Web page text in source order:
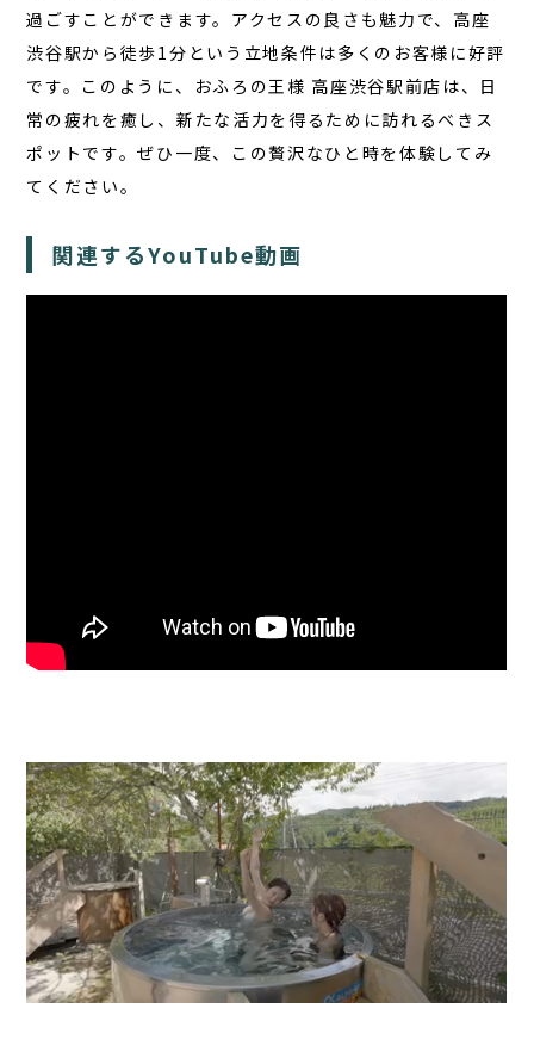
過ごすことができます。アクセスの良さも魅力で、高座
渋谷駅から徒歩1分という立地条件は多くのお客様に好評
です。このように、おふろの王様 高座渋谷駅前店は、日
常の疲れを癒し、新たな活力を得るために訪れるべきス
ポットです。ぜひ一度、この贅沢なひと時を体験してみ
てください。
関連するYouTube動画